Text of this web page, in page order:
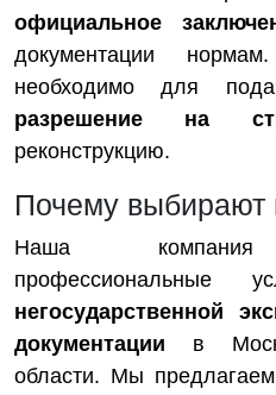
официальное
документации
необходимо для
разрешение на
реконструкцию.
Почему выбирают
Наша компания
профессиональные
негосударственной
документации в
области. Мы